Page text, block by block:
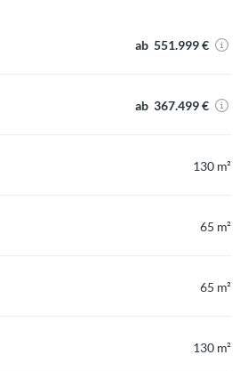
ab 551.999 €
ab 367.499 €
130 m²
65 m²
65 m²
130 m²